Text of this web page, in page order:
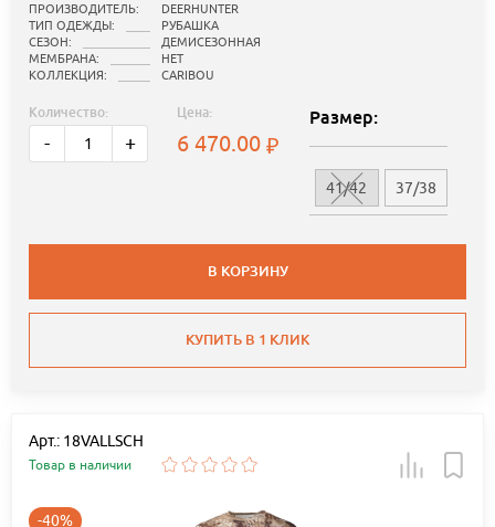
ПРОИЗВОДИТЕЛЬ:
DEERHUNTER
ТИП ОДЕЖДЫ:
РУБАШКА
СЕЗОН:
ДЕМИСЕЗОННАЯ
МЕМБРАНА:
НЕТ
КОЛЛЕКЦИЯ:
CARIBOU
Количество:
- +
Цена:
6 470.00
Размер:
41/42 37/38
В КОРЗИНУ
КУПИТЬ В 1 КЛИК
Арт.: 18VALLSCH
Товар в наличии
-40%